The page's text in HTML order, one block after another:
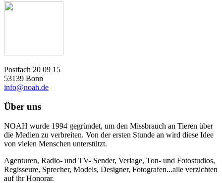
Postfach 20 09 15
53139 Bonn
info@noah.de
Über uns
NOAH wurde 1994 gegründet, um den Missbrauch an Tieren über
die Medien zu verbreiten. Von der ersten Stunde an wird diese Idee
von vielen Menschen unterstützt.
Agenturen, Radio- und TV- Sender, Verlage, Ton- und Fotostudios,
Regisseure, Sprecher, Models, Designer, Fotografen...alle verzichten
auf ihr Honorar.